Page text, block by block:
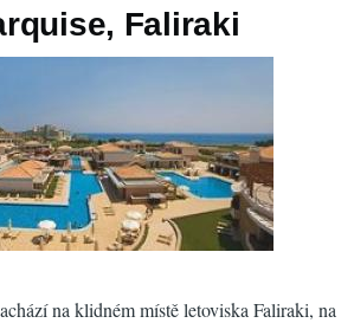
Faliraki
na klidném místě letoviska Faliraki, na